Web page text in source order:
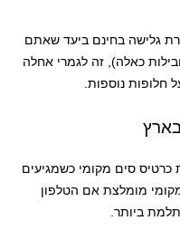
גלישה בחינם ביעד שאתם
כאלה), זה לגמרי אחלה
חלופות נוספות.
כרטיס סים מקומי כשמגיעים
מומלצת אם הטלפון
ביותר.